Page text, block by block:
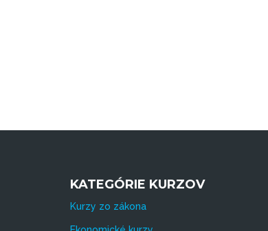
KATEGÓRIE KURZOV
Kurzy zo zákona